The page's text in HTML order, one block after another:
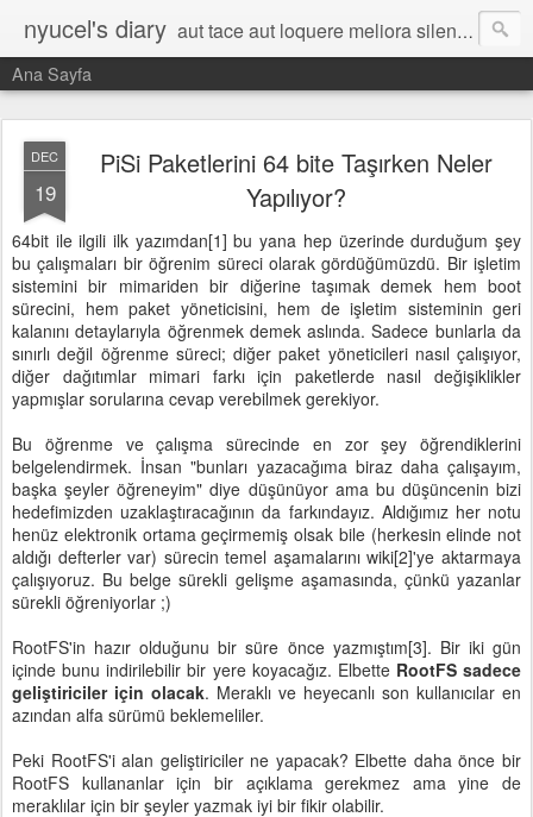
nyucel's diary aut tace aut loquere meliora silentio
Ana Sayfa
DEC
19
PiSi Paketlerini 64 bite Taşırken Neler
Yapılıyor?
64bit ile ilgili ilk yazımdan[1] bu yana hep üzerinde durduğum şey
bu çalışmaları bir öğrenim süreci olarak gördüğümüzdü. Bir işletim
sistemini bir mimariden bir diğerine taşımak demek hem boot
sürecini, hem paket yöneticisini, hem de işletim sisteminin geri
kalanını detaylarıyla öğrenmek demek aslında. Sadece bunlarla da
sınırlı değil öğrenme süreci; diğer paket yöneticileri nasıl çalışıyor,
diğer dağıtımlar mimari farkı için paketlerde nasıl değişiklikler
yapmışlar sorularına cevap verebilmek gerekiyor.
Bu öğrenme ve çalışma sürecinde en zor şey öğrendiklerini
belgelendirmek. İnsan "bunları yazacağıma biraz daha çalışayım,
başka şeyler öğreneyim" diye düşünüyor ama bu düşüncenin bizi
hedefimizden uzaklaştıracağının da farkındayız. Aldığımız her notu
henüz elektronik ortama geçirmemiş olsak bile (herkesin elinde not
aldığı defterler var) sürecin temel aşamalarını wiki[2]'ye aktarmaya
çalışıyoruz. Bu belge sürekli gelişme aşamasında, çünkü yazanlar
sürekli öğreniyorlar ;)
RootFS'in hazır olduğunu bir süre önce yazmıştım[3]. Bir iki gün
içinde bunu indirilebilir bir yere koyacağız. Elbette RootFS sadece
geliştiriciler için olacak. Meraklı ve heyecanlı son kullanıcılar en
azından alfa sürümü beklemeliler.
Peki RootFS'i alan geliştiriciler ne yapacak? Elbette daha önce bir
RootFS kullananlar için bir açıklama gerekmez ama yine de
meraklılar için bir şeyler yazmak iyi bir fikir olabilir.